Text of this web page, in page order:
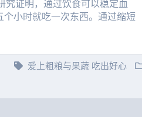
究证明，通过饮食可以稳定血
小时就吃一次东西。通过缩短
爱上粗粮与果蔬 吃出好心